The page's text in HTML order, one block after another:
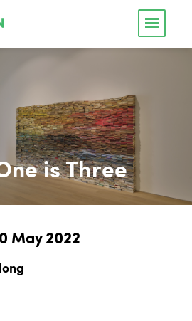
is Three
May 2022